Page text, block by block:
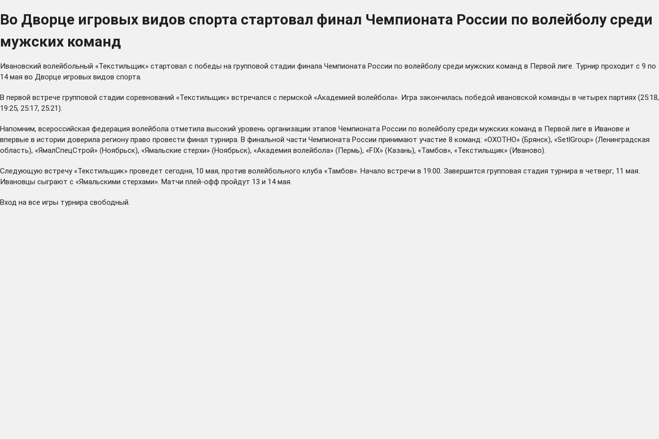
Во Дворце игровых видов спорта стартовал финал Чемпионата России по волейболу среди
мужских команд
Ивановский волейбольный «Текстильщик» стартовал с победы на групповой стадии финала Чемпионата России по волейболу среди мужских команд в Первой лиге. Турнир проходит с 9 по
14 мая во Дворце игровых видов спорта.
В первой встрече групповой стадии соревнований «Текстильщик» встречался с пермской «Академией волейбола». Игра закончилась победой ивановской команды в четырех партиях (25:18,
19:25, 25:17, 25:21).
Напомним, всероссийская федерация волейбола отметила высокий уровень организации этапов Чемпионата России по волейболу среди мужских команд в Первой лиге в Иванове и
впервые в истории доверила региону право провести финал турнира. В финальной части Чемпионата России принимают участие 8 команд: «ОХОТНО» (Брянск), «SetlGroup» (Ленинградская
область), «ЯмалСпецСтрой» (Ноябрьск), «Ямальские стерхи» (Ноябрьск), «Академия волейбола» (Пермь), «FIX» (Казань), «Тамбов», «Текстильщик» (Иваново).
Следующую встречу «Текстильщик» проведет сегодня, 10 мая, против волейбольного клуба «Тамбов». Начало встречи в 19:00. Завершится групповая стадия турнира в четверг, 11 мая.
Ивановцы сыграют с «Ямальскими стерхами». Матчи плей-офф пройдут 13 и 14 мая.
Вход на все игры турнира свободный.